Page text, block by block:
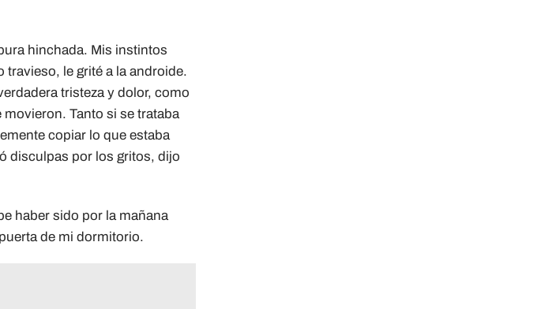
hinchada. Mis instintos
travieso, le grité a la androide.
tristeza y dolor, como
Tanto si se trataba
copiar lo que estaba
disculpas por los gritos, dijo
haber sido por la mañana
de mi dormitorio.